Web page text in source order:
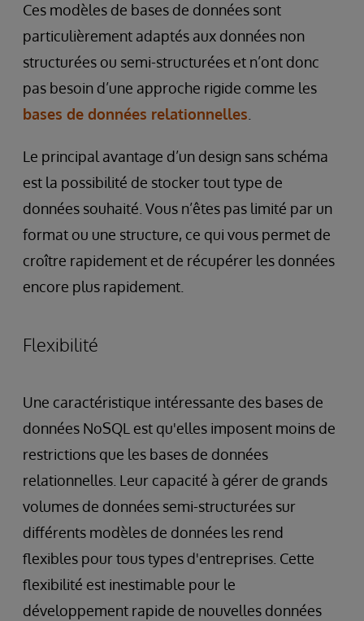
Ces modèles de bases de données sont
particulièrement adaptés aux données non
structurées ou semi-structurées et n’ont donc
pas besoin d’une approche rigide comme les
bases de données relationnelles
Le principal avantage d’un design sans schéma
est la possibilité de stocker tout type de
données souhaité. Vous n’êtes pas limité par un
format ou une structure, ce qui vous permet de
croître rapidement et de récupérer les données
encore plus rapidement.
Flexibilité
Une caractéristique intéressante des bases de
données NoSQL est qu'elles imposent moins de
restrictions que les bases de données
relationnelles. Leur capacité à gérer de grands
volumes de données semi-structurées sur
différents modèles de données les rend
flexibles pour tous types d'entreprises. Cette
flexibilité est inestimable pour le
développement rapide de nouvelles données